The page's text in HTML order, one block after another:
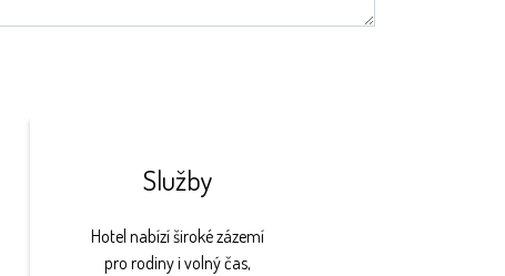
Služby
Hotel nabízí široké zázemí
pro rodiny i volný čas,